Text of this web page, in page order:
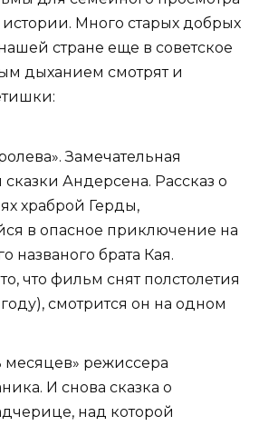
Много старых добрых
стране еще в советское
дыханием смотрят и
Замечательная
Андерсена. Рассказ о
храброй Герды,
в опасное приключение на
названого брата Кая.
что фильм снят полстолетия
году), смотрится он на одном
месяцев» режиссера
И снова сказка о
над которой